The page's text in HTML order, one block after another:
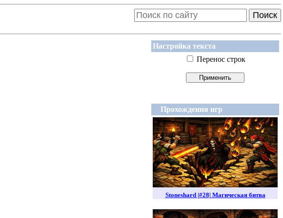
Поиск
Настройка текста
Перенос строк
Прохождения игр
Stoneshard |#28| Магическая битва